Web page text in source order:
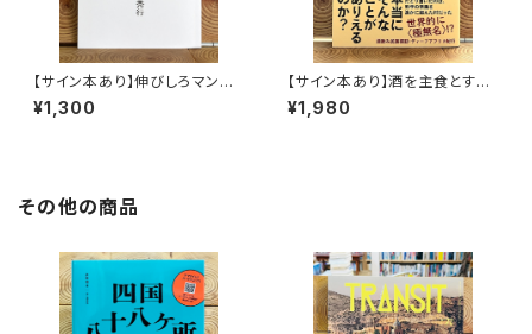
【サイン本あり】伸びしろマンが
ゆく！
¥1,300
【サイン本あり】酒を主食とする
人々 エチオピアの科学的秘境
を旅する
¥1,980
その他の商品